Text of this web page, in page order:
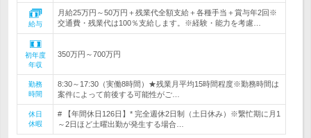
給与
月給25万円～50万円＋残業代全額支給＋各種手当＋賞与年2回※
交通費・残業代は100％支給します。※経験・能力を考慮…
初年度
年収
350万円～700万円
勤務
時間
8:30～17:30（実働8時間）★残業月平均15時間程度※勤務時間は
案件によって前後する可能性がご…
休日
休暇
# 【年間休日126日】* 完全週休2日制（土日休み）※繋忙期に月1
～2日ほど土曜出勤が発生する場合…